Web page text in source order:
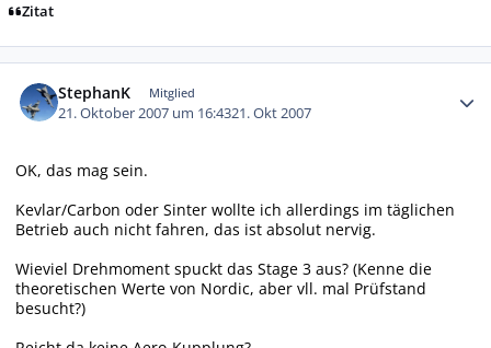
Zitat
StephanK Mitglied
21. Oktober 2007 um 16:4321. Okt 2007
OK, das mag sein.
Kevlar/Carbon oder Sinter wollte ich allerdings im täglichen
Betrieb auch nicht fahren, das ist absolut nervig.
Wieviel Drehmoment spuckt das Stage 3 aus? (Kenne die
theoretischen Werte von Nordic, aber vll. mal Prüfstand
besucht?)